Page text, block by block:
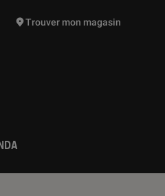
vont vous être proposées
Trouver mon magasin